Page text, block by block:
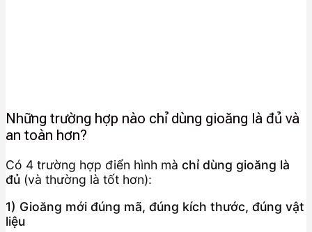
Những trường hợp nào chỉ dùng gioăng là đủ và
an toàn hơn?
Có 4 trường hợp điển hình mà chỉ dùng gioăng là
đủ (và thường là tốt hơn):
1) Gioăng mới đúng mã, đúng kích thước, đúng vật
liệu